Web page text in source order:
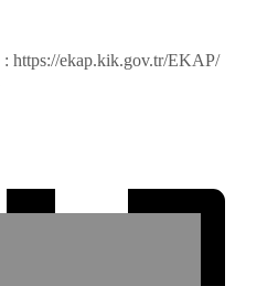
: https://ekap.kik.gov.tr/EKAP/